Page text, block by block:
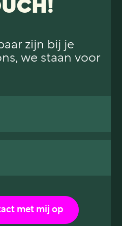
zijn bij je
we staan voor